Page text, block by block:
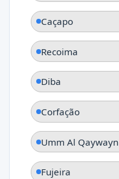
Caçapo
Recoima
Diba
Corfação
Umm Al Qaywayn
Fujeira